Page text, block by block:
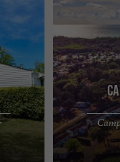
côte
Sur la côte
de la plage
travers la ...